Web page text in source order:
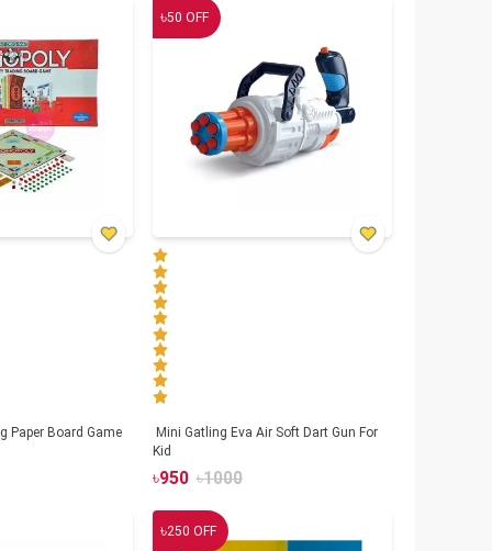
Paper Board Game
৳50 OFF
Mini Gatling Eva Air Soft Dart Gun For
Kid
৳950 ৳1000
৳250 OFF